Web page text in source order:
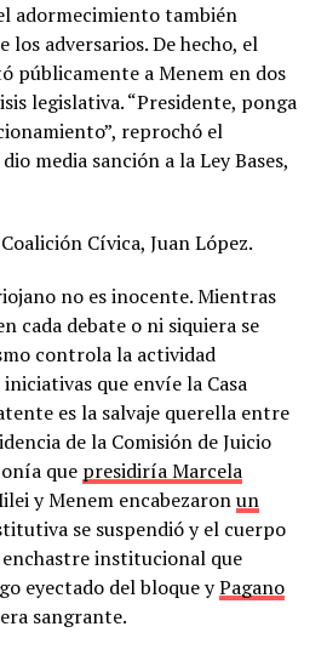
adormecimiento también
los adversarios. De hecho, el
públicamente a Menem en dos
legislativa. “Presidente, ponga
reprochó el
media sanción a la Ley Bases,
Cívica, Juan López.
no es inocente. Mientras
cada debate o ni siquiera se
controla la actividad
que envíe la Casa
es la salvaje querella entre
de la Comisión de Juicio
que presidiría Marcela
y Menem encabezaronun
se suspendió y el cuerpo
institucional que
eyectado del bloque yPagano
sangrante.